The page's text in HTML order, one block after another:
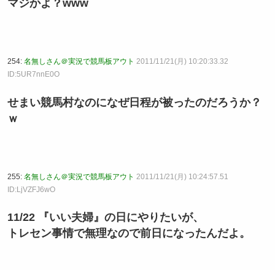
マジかよ？www
254: 名無しさん＠実況で競馬板アウト 2011/11/21(月) 10:20:33.32
ID:5UR7nnE0O
せまい競馬村なのになぜ日程が被ったのだろうか？
ｗ
255: 名無しさん＠実況で競馬板アウト 2011/11/21(月) 10:24:57.51
ID:LjVZFJ6wO
11/22 『いい夫婦』の日にやりたいが、
トレセン事情で無理なので前日になったんだよ。